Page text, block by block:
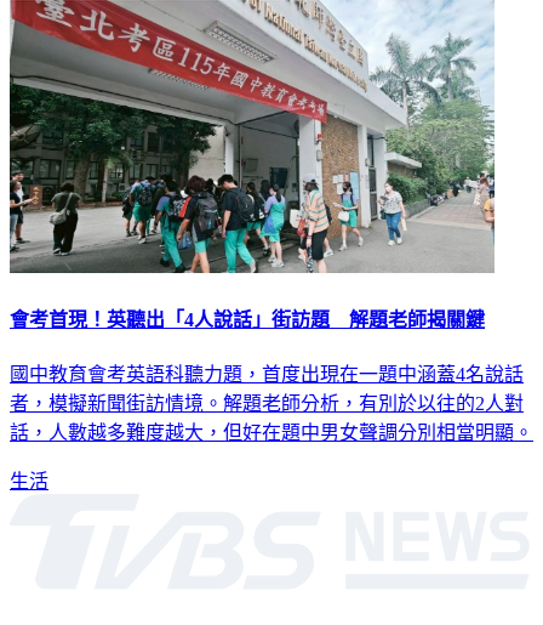
會考首現！英聽出「4人說話」街訪題 解題老師揭關鍵
國中教育會考英語科聽力題，首度出現在一題中涵蓋4名說話
者，模擬新聞街訪情境。解題老師分析，有別於以往的2人對
話，人數越多難度越大，但好在題中男女聲調分別相當明顯。
生活